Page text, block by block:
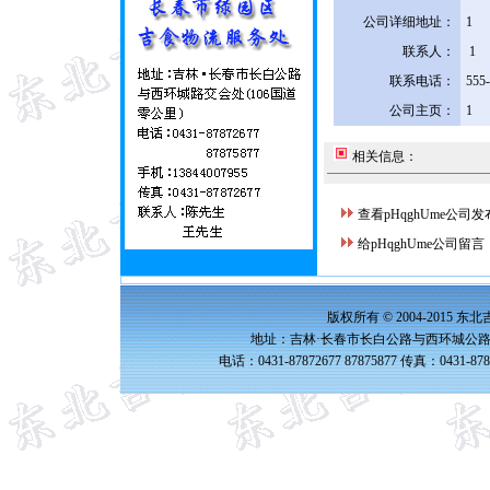
公司详细地址：
1
联系人：
1
联系电话：
公司主页：
1
相关信息：
查看pHqghUme公司发
给pHqghUme公司留言
版权所有 © 2004-2015 东北
地址：吉林·长春市长白公路与西环城公
电话：0431-87872677 87875877 传真：0431-